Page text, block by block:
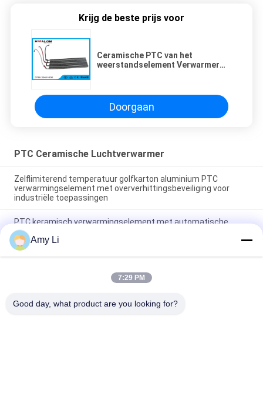
Krijg de beste prijs voor
Ceramische PTC van het
weerstandselement Verwarmer
Doorgaan
PTC Ceramische Luchtverwarmer
Zelflimiterend temperatuur golfkarton aluminium PTC
verwarmingselement met oververhittingsbeveiliging voor
industriële toepassingen
PTC keramisch verwarmingselement met automatische
constante temperatuur en gegolfde aluminiumvinnen voor
12V-380V breedspanningstoepassingen
verwarmingsplaat, lucht PTC verwarmingsmodule met rare
aarde's gedopte barium titanaat keramiek + gegolfde
Amy Li
7:29 PM
Good day, what product are you looking for?